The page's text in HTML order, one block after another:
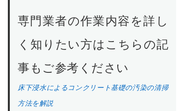
専門業者の作業内容を詳し
く知りたい方はこちらの記
事もご参考ください
床下浸水によるコンクリート基礎の汚染の清掃
方法を解説